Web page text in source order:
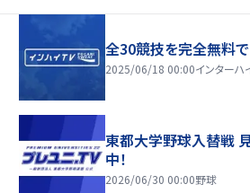
全30競技を完全無料で
2025/06/18 00:00インターハ
東都大学野球入替戦
中！
2026/06/30 00:00野球